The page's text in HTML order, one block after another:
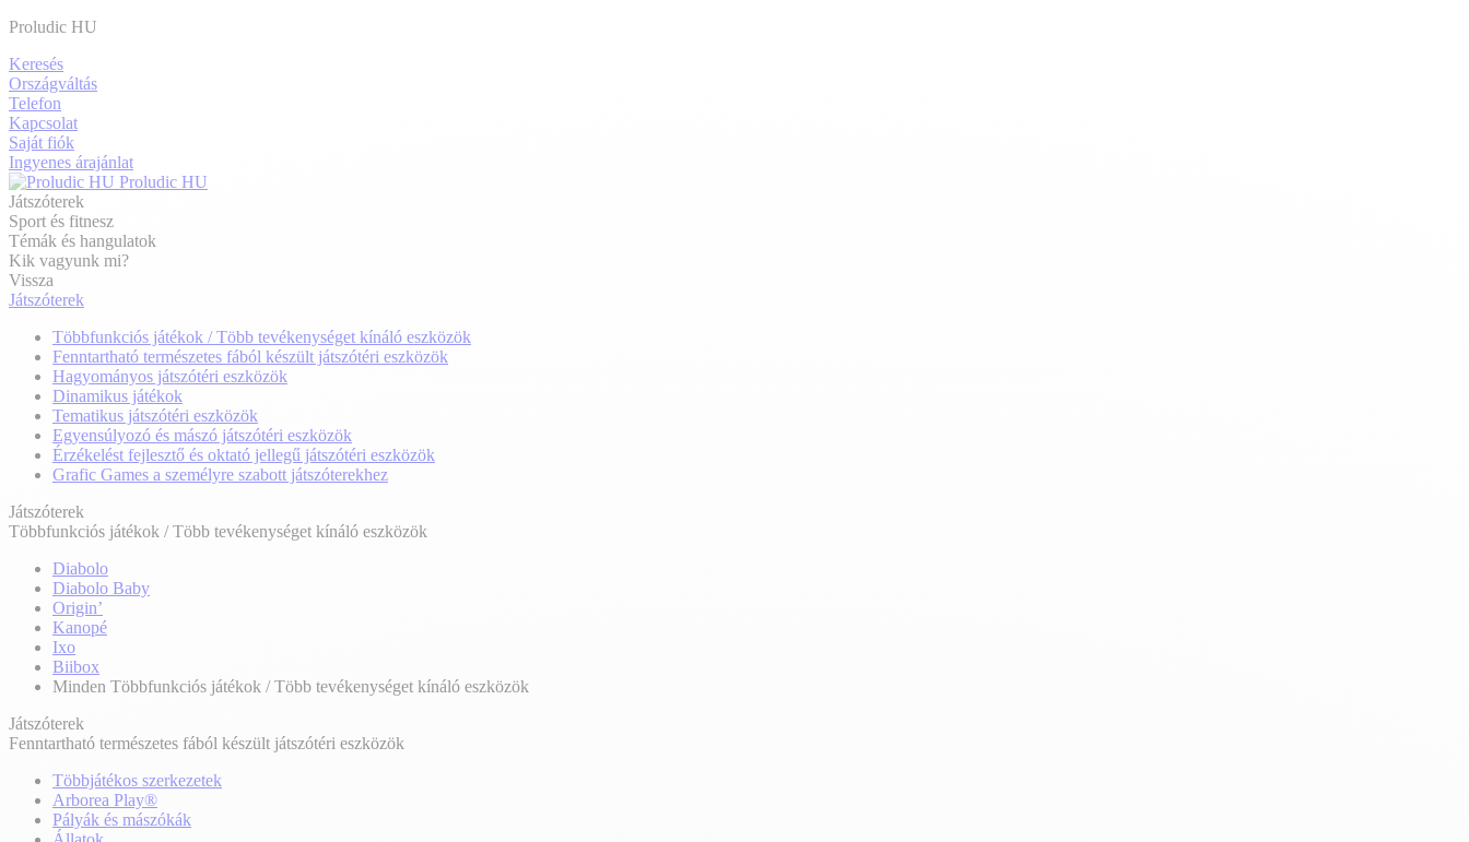
Proludic HU
Keresés
Országváltás
Telefon
Kapcsolat
Saját fiók
Ingyenes árajánlat
Proludic HU
Játszóterek
Sport és fitnesz
Témák és hangulatok
Kik vagyunk mi?
Vissza
Játszóterek
Többfunkciós játékok / Több tevékenységet kínáló eszközök
Fenntartható természetes fából készült játszótéri eszközök
Hagyományos játszótéri eszközök
Dinamikus játékok
Tematikus játszótéri eszközök
Egyensúlyozó és mászó játszótéri eszközök
Érzékelést fejlesztő és oktató jellegű játszótéri eszközök
Grafic Games a személyre szabott játszóterekhez
Játszóterek
Többfunkciós játékok / Több tevékenységet kínáló eszközök
Diabolo
Diabolo Baby
Origin’
Kanopé
Ixo
Biibox
Minden Többfunkciós játékok / Több tevékenységet kínáló eszközök
Játszóterek
Fenntartható természetes fából készült játszótéri eszközök
Többjátékos szerkezetek
Arborea Play®
Pályák és mászókák